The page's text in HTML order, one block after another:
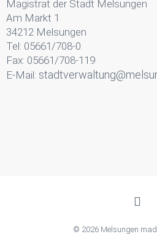
Magistrat der Stadt Melsungen
Am Markt 1
34212 Melsungen
Tel: 05661/708-0
Fax: 05661/708-119
E-Mail:
© 2026 Melsungen